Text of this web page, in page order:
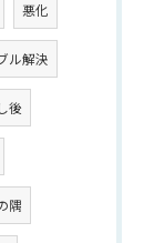
悪化
ル解決
後
隅